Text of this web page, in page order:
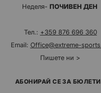
Неделя- ПОЧИВЕН ДЕН
Тел.: +359 876 696 360
Email: Office@extreme-
Пишете ни >
АБОНИРАЙ СЕ ЗА